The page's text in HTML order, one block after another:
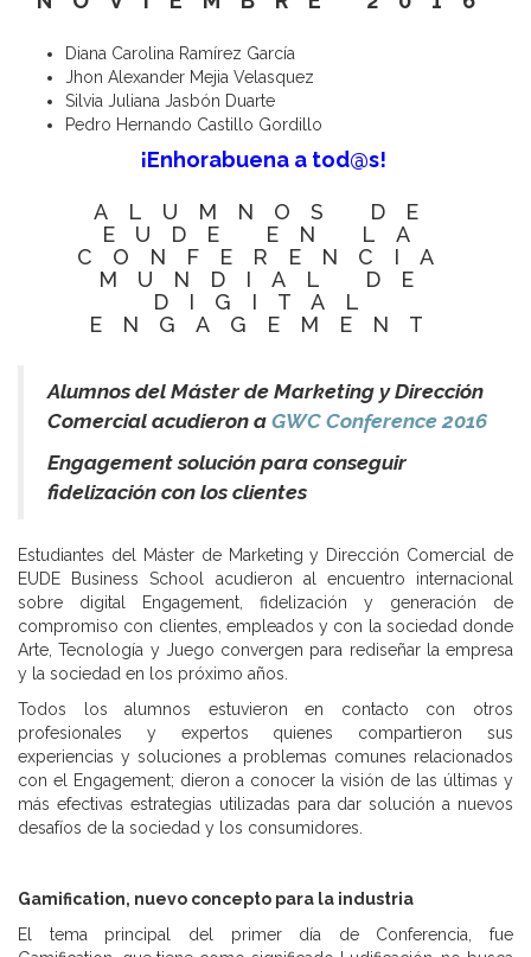
Diana Carolina Ramírez García
Jhon Alexander Mejia Velasquez
Silvia Juliana Jasbón Duarte
Pedro Hernando Castillo Gordillo
¡Enhorabuena a tod@s!
ALUMNOS DE
EUDE EN LA
CONFERENCIA
MUNDIAL DE
DIGITAL
ENGAGEMENT
Alumnos del Máster de Marketing y Dirección
Comercial acudieron a GWC Conference 2016
Engagement solución para conseguir
fidelización con los clientes
Estudiantes del Máster de Marketing y Dirección Comercial de
EUDE Business School acudieron al encuentro internacional
sobre digital Engagement, fidelización y generación de
compromiso con clientes, empleados y con la sociedad donde
Arte, Tecnología y Juego convergen para rediseñar la empresa
y la sociedad en los próximo años.
Todos los alumnos estuvieron en contacto con otros
profesionales y expertos quienes compartieron sus
experiencias y soluciones a problemas comunes relacionados
con el Engagement; dieron a conocer la visión de las últimas y
más efectivas estrategias utilizadas para dar solución a nuevos
desafíos de la sociedad y los consumidores.
Gamification, nuevo concepto para la industria
El tema principal del primer día de Conferencia, fue